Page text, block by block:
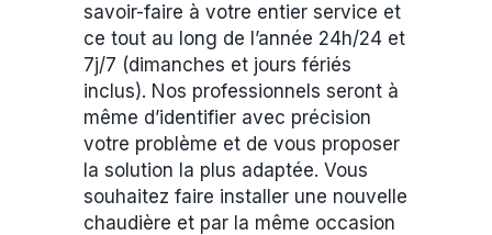
savoir-faire à votre entier service et
ce tout au long de l’année 24h/24 et
7j/7 (dimanches et jours fériés
inclus). Nos professionnels seront à
même d’identifier avec précision
votre problème et de vous proposer
la solution la plus adaptée. Vous
souhaitez faire installer une nouvelle
chaudière et par la même occasion